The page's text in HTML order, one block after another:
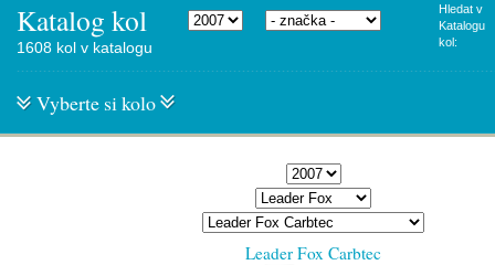
Katalog kol
Hledat v
Katalogu
kol:
1608 kol v katalogu
Vyberte si kolo
Leader Fox Carbtec